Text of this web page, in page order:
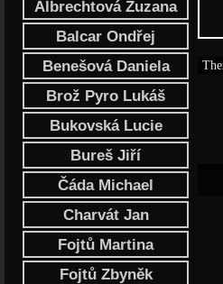
Albrechtová Zuzana
Balcar Ondřej
Benešová Daniela
Brož Pyro Lukáš
Bukovská Lucie
Bureš Jiří
Čáda Michael
Charvát Jan
Fojtů Martina
Fojtů Zbyněk